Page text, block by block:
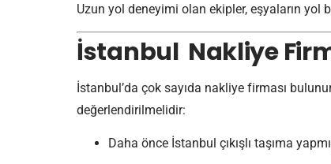
Uzun yol deneyimi olan ekipler, eşyaların
İstanbul Nakliye
İstanbul’da çok sayıda nakliye firması
değerlendirilmelidir:
Daha önce İstanbul çıkışlı taşıma